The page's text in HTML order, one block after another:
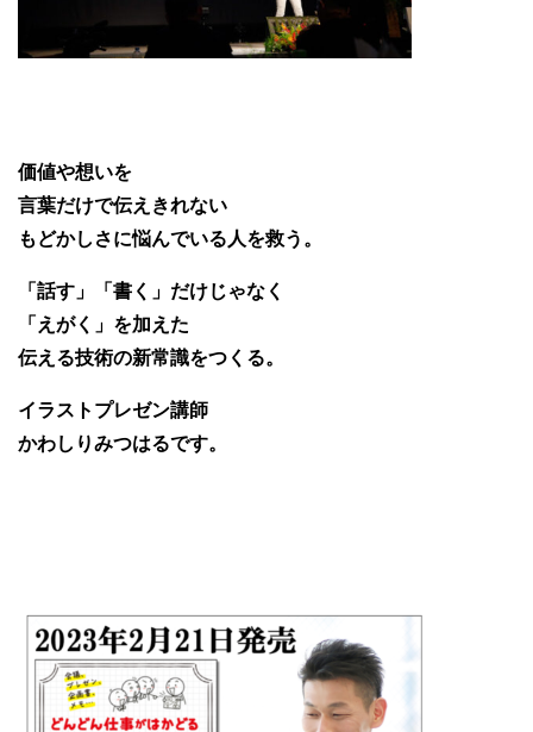
価値や想いを
言葉だけで伝えきれない
もどかしさに悩んでいる人を救う。
「話す」「書く」だけじゃなく
「えがく」を加えた
伝える技術の新常識をつくる。
イラストプレゼン講師
かわしりみつはるです。